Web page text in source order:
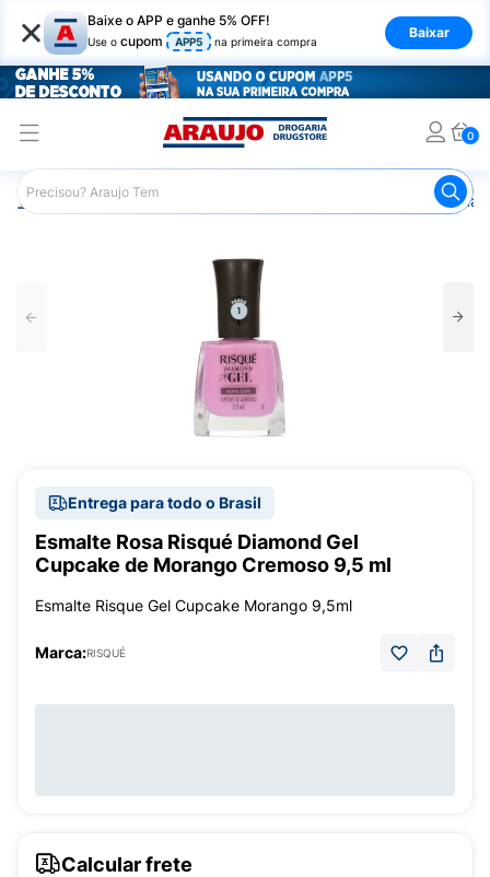
× Baixe o APP e ganhe 5% OFF!
Use o cupom APP5 na primeira compra
Baixar
0
Araujo Beleza e Cuidados
Entrega para todo o Brasil
Esmalte Rosa Risqué Diamond Gel
Cupcake de Morango Cremoso 9,5 ml
Esmalte Risque Gel Cupcake Morango 9,5ml
Marca:RISQUÉ
Calcular frete